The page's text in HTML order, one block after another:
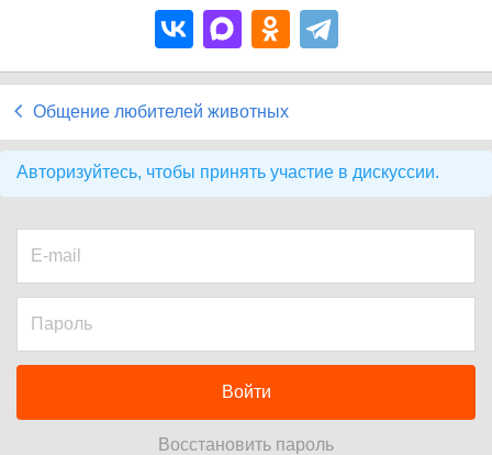
Общение любителей животных
Авторизуйтесь, чтобы принять участие в дискуссии.
Войти
Восстановить пароль